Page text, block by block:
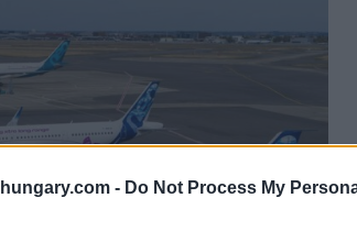
- Do Not Process My